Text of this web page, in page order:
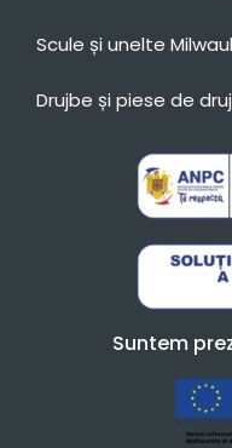
Scule și unelte
Drujbe și piese de
Suntem